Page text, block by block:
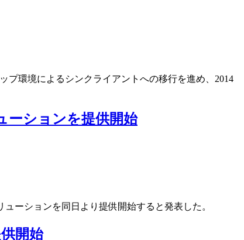
プ環境によるシンクライアントへの移行を進め、2014
ーションを提供開始
ーションを同日より提供開始すると発表した。
開始